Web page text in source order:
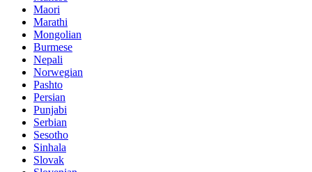
Maori
Marathi
Mongolian
Burmese
Nepali
Norwegian
Pashto
Persian
Punjabi
Serbian
Sesotho
Sinhala
Slovak